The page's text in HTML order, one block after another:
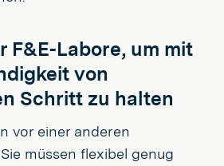
F&E-Labore, um mit
von
Schritt zu halten
vor einer anderen
müssen flexibel genug